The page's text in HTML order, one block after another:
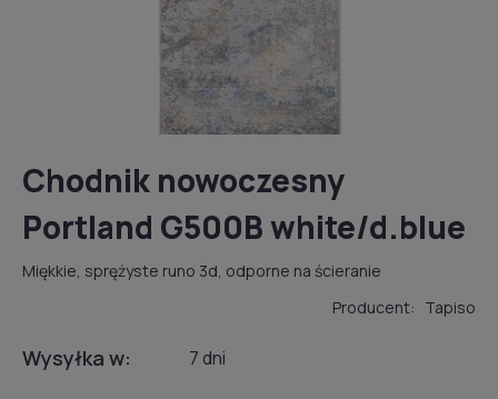
Chodnik nowoczesny
Portland G500B white/d.blue
Miękkie, sprężyste runo 3d, odporne na ścieranie
Producent: Tapiso
Wysyłka w: 7 dni